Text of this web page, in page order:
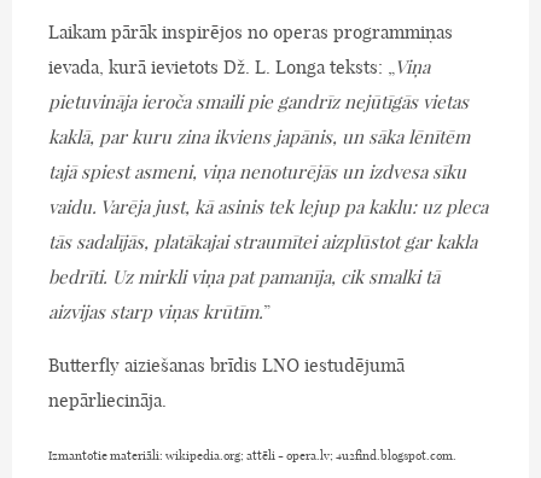
Laikam pārāk inspirējos no operas programmiņas
ievada, kurā ievietots Dž. L. Longa teksts: „
Viņa
pietuvināja ieroča smaili pie gandrīz nejūtīgās vietas
kaklā, par kuru zina ikviens japānis, un sāka lēnītēm
tajā spiest asmeni, viņa nenoturējās un izdvesa sīku
vaidu. Varēja just, kā asinis tek lejup pa kaklu: uz pleca
tās sadalījās, platākajai straumītei aizplūstot gar kakla
bedrīti. Uz mirkli viņa pat pamanīja, cik smalki tā
aizvijas starp viņas krūtīm.”
Butterfly aiziešanas brīdis LNO iestudējumā
nepārliecināja.
Izmantotie materiāli: wikipedia.org; attēli - opera.lv; 4u2find.blogspot.com.